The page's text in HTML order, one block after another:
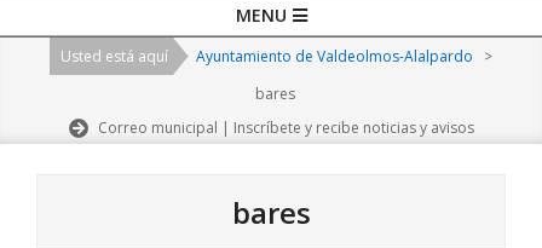
Navigation
MENU
Usted está aquí Ayuntamiento de Valdeolmos-Alalpardo
>
bares
Correo municipal | Inscríbete y recibe noticias y avisos
bares